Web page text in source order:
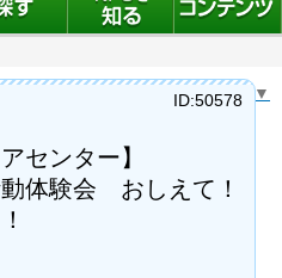
Select Language ▼
センター】
体験会 おしえて！
ID:50578